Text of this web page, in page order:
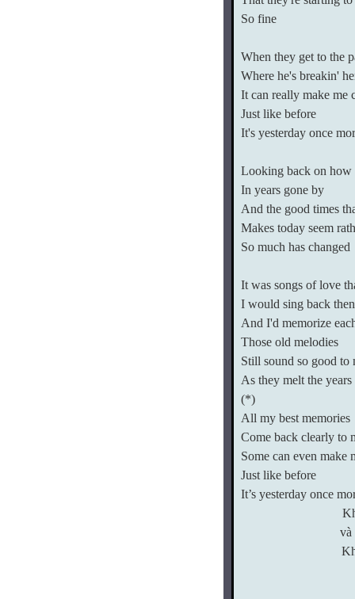
So fine
When they get to the
Where he's breakin'
It can really make me
Just like before
It's yesterday once
Looking back on how
In years gone by
And the good times
Makes today seem
So much has changed
It was songs of love
I would sing back then
And I'd memorize
Those old melodies
Still sound so good to
As they melt the
(*)
All my best memories
Come back clearly to
Some can even make
Just like before
It’s yesterday once
và